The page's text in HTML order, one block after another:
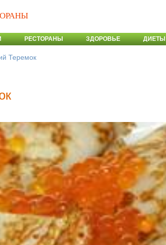
РЕСТОРАНЫ ЗДОРОВЬЕ ДИЕТЫ
Теремок